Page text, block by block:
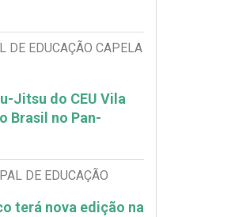
DE EDUCAÇÃO CAPELA
Jitsu do CEU Vila
Brasil no Pan-
DE EDUCAÇÃO
terá nova edição na